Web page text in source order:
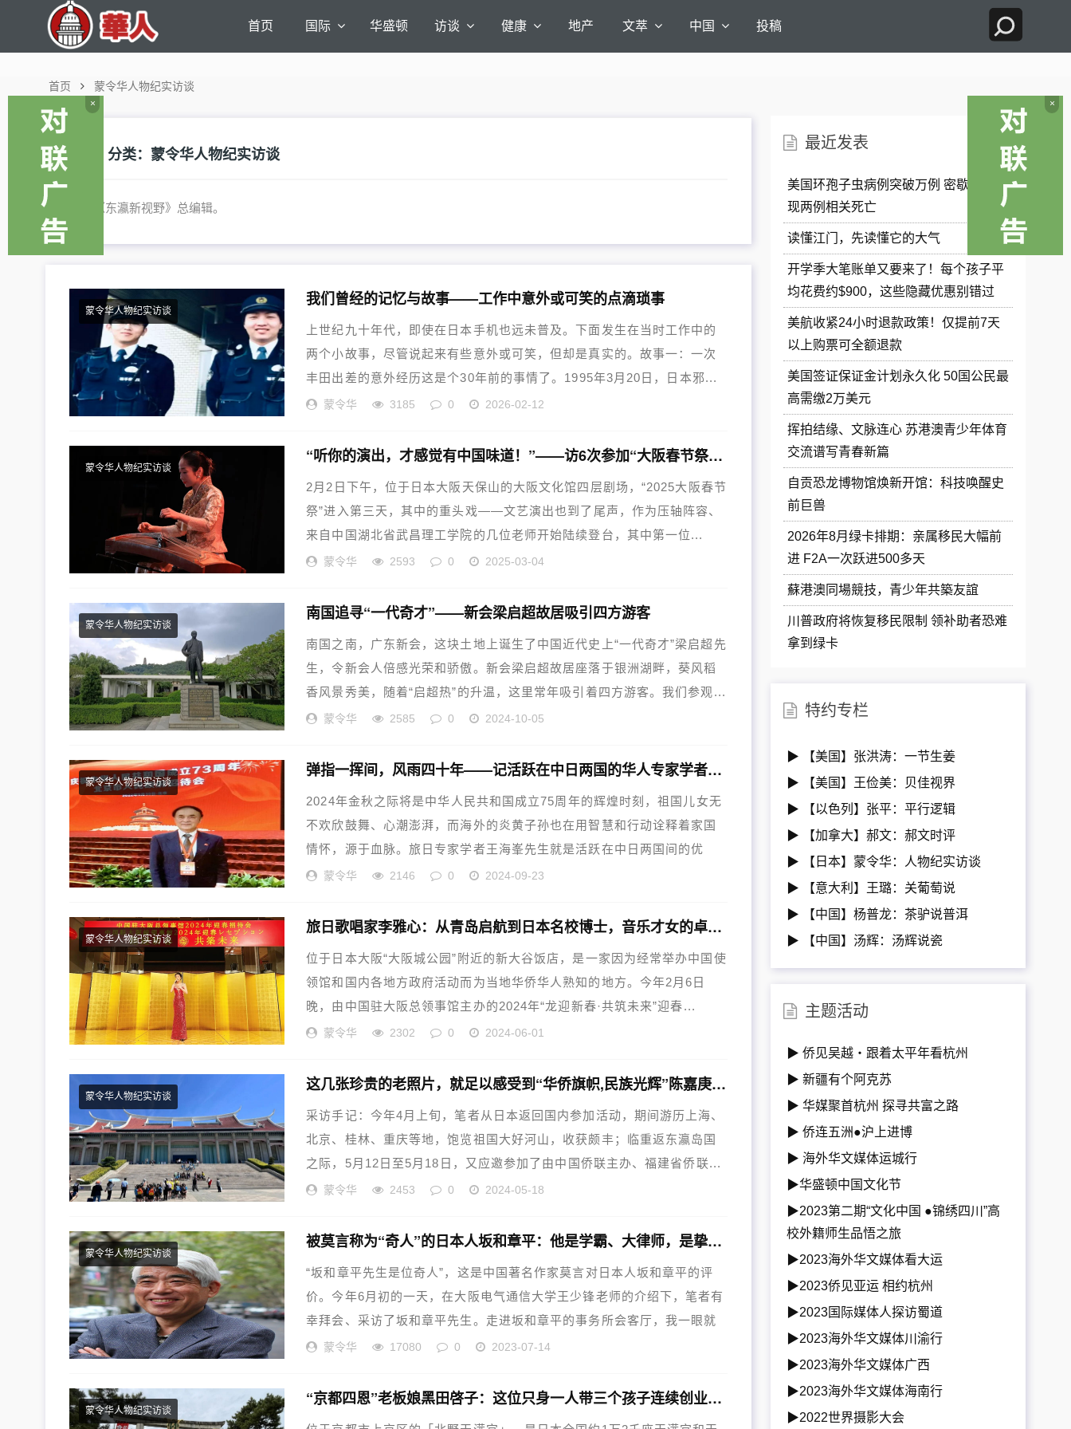
首页 国际 华盛顿 访谈 健康 地产 文萃 中国 投稿
首页 蒙令华人物纪实访谈
分类： 蒙令华人物纪实访谈
日本《东瀛新视野》总编辑。
蒙令华人物纪实访谈
我们曾经的记忆与故事——工作中意外或可笑的点滴琐事
上世纪九十年代，即使在日本手机也远未普及。下面发生在当时工作中的
两个小故事，尽管说起来有些意外或可笑，但却是真实的。故事一：一次
丰田出差的意外经历这是个30年前的事情了。1995年3月20日，日本邪...
蒙令华 3185 0 2026-02-12
蒙令华人物纪实访谈
“听你的演出，才感觉有中国味道！”——访6次参加“大阪春节祭”演出的古筝演奏家徐颖
2月2日下午，位于日本大阪天保山的大阪文化馆四层剧场，“2025大阪春节
祭”进入第三天，其中的重头戏——文艺演出也到了尾声，作为压轴阵容、
来自中国湖北省武昌理工学院的几位老师开始陆续登台，其中第一位...
蒙令华 2593 0 2025-03-04
蒙令华人物纪实访谈
南国追寻“一代奇才”——新会梁启超故居吸引四方游客
南国之南，广东新会，这块土地上诞生了中国近代史上“一代奇才”梁启超先
生，令新会人倍感光荣和骄傲。新会梁启超故居座落于银洲湖畔，葵风稻
香风景秀美，随着“启超热”的升温，这里常年吸引着四方游客。我们参观...
蒙令华 2585 0 2024-10-05
蒙令华人物纪实访谈
弹指一挥间，风雨四十年——记活跃在中日两国的华人专家学者王海峯先生
2024年金秋之际将是中华人民共和国成立75周年的辉煌时刻，祖国儿女无
不欢欣鼓舞、心潮澎湃，而海外的炎黄子孙也在用智慧和行动诠释着家国
情怀，源于血脉。旅日专家学者王海峯先生就是活跃在中日两国间的优
秀...蒙令华 2146 0 2024-09-23
蒙令华人物纪实访谈
旅日歌唱家李雅心：从青岛启航到日本名校博士，音乐才女的卓越追求！（上）
位于日本大阪“大阪城公园”附近的新大谷饭店，是一家因为经常举办中国使
领馆和国内各地方政府活动而为当地华侨华人熟知的地方。今年2月6日
晚，由中国驻大阪总领事馆主办的2024年“龙迎新春·共筑未来”迎春...
蒙令华 2302 0 2024-06-01
蒙令华人物纪实访谈
这几张珍贵的老照片，就足以感受到“华侨旗帜,民族光辉”陈嘉庚先生的伟大！
采访手记：今年4月上旬，笔者从日本返回国内参加活动，期间游历上海、
北京、桂林、重庆等地，饱览祖国大好河山，收获颇丰；临重返东瀛岛国
之际，5月12日至5月18日，又应邀参加了由中国侨联主办、福建省侨联...
蒙令华 2453 0 2024-05-18
蒙令华人物纪实访谈
被莫言称为“奇人”的日本人坂和章平：他是学霸、大律师，是挚爱中国电影的影评家！
“坂和章平先生是位奇人”，这是中国著名作家莫言对日本人坂和章平的评
价。今年6月初的一天，在大阪电气通信大学王少锋老师的介绍下，笔者有
幸拜会、采访了坂和章平先生。走进坂和章平的事务所会客厅，我一眼就
注...蒙令华 17080 0 2023-07-14
蒙令华人物纪实访谈
“京都四恩”老板娘黑田啓子：这位只身一人带三个孩子连续创业的日本女性，堪称京都的“阿信”！
最近发表
美国环孢子虫病例突破万例 密歇根州出
现两例相关死亡
读懂江门，先读懂它的大气
开学季大笔账单又要来了！每个孩子平
均花费约$900，这些隐藏优惠别错过
美航收紧24小时退款政策！仅提前7天
以上购票可全额退款
美国签证保证金计划永久化 50国公民最
高需缴2万美元
挥拍结缘、文脉连心 苏港澳青少年体育
交流谱写青春新篇
自贡恐龙博物馆焕新开馆：科技唤醒史
前巨兽
2026年8月绿卡排期：亲属移民大幅前
进 F2A一次跃进500多天
蘇港澳同場競技，青少年共築友誼
川普政府将恢复移民限制 领补助者恐难
拿到绿卡
特约专栏
▶ 【美国】张洪涛：一节生姜
▶ 【美国】王俭美：贝佳视界
▶ 【以色列】张平：平行逻辑
▶ 【加拿大】郝文：郝文时评
▶ 【日本】蒙令华：人物纪实访谈
▶ 【意大利】王璐：关葡萄说
▶ 【中国】杨普龙：茶驴说普洱
▶ 【中国】汤辉：汤辉说瓷
主题活动
▶ 侨见吴越・跟着太平年看杭州
▶ 新疆有个阿克苏
▶ 华媒聚首杭州 探寻共富之路
▶ 侨连五洲●沪上进博
▶ 海外华文媒体运城行
▶华盛顿中国文化节
▶2023第二期“文化中国 ●锦绣四川”高
校外籍师生品悟之旅
▶2023海外华文媒体看大运
▶2023侨见亚运 相约杭州
▶2023国际媒体人探访蜀道
▶2023海外华文媒体川渝行
▶2023海外华文媒体广西
▶2023海外华文媒体海南行
▶2022世界摄影大会
× ×